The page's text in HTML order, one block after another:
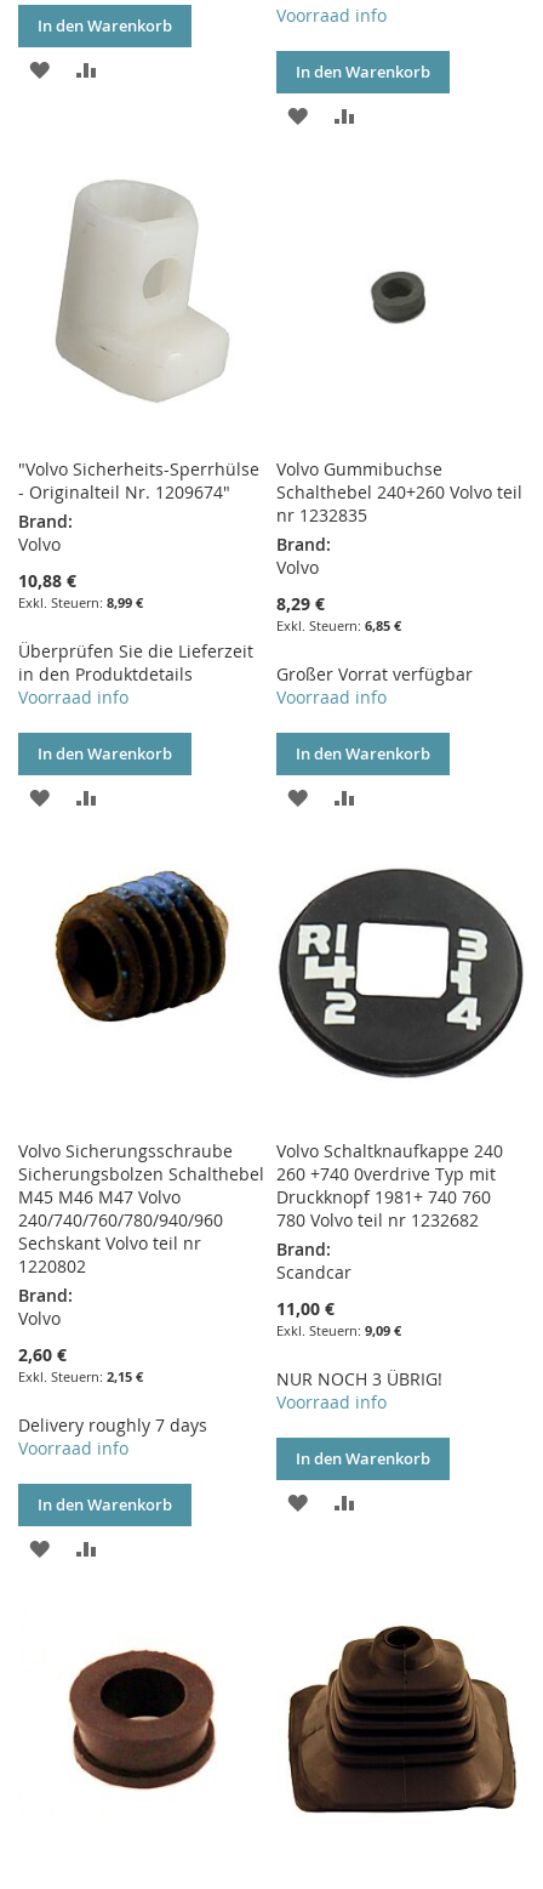
In den Warenkorb
ZUR
Voorraad info
In den Warenkorb
ZUR
"Volvo Sicherheits-Sperrhülse
- Originalteil Nr. 1209674"
Brand:
Volvo
10,88 €
8,99 €
Überprüfen Sie die Lieferzeit
in den Produktdetails
Voorraad info
In den Warenkorb
ZUR
HINZUFÜGEN
HINZUFÜGEN
Volvo Gummibuchse
Schalthebel 240+260 Volvo teil
nr 1232835
Brand:
Volvo
8,29 €
6,85 €
Großer Vorrat verfügbar
Voorraad info
In den Warenkorb
ZUR
HINZUFÜGEN
HINZUFÜGEN
Volvo Sicherungsschraube
Sicherungsbolzen Schalthebel
M45 M46 M47 Volvo
240/740/760/780/940/960
Sechskant Volvo teil nr
1220802
Brand:
Volvo
2,60 €
2,15 €
Delivery roughly 7 days
Voorraad info
In den Warenkorb
ZUR
Volvo Schaltknaufkappe 240
260 +740 0verdrive Typ mit
Druckknopf 1981+ 740 760
780 Volvo teil nr 1232682
Brand:
Scandcar
11,00 €
9,09 €
NUR NOCH 3 ÜBRIG!
Voorraad info
In den Warenkorb
ZUR